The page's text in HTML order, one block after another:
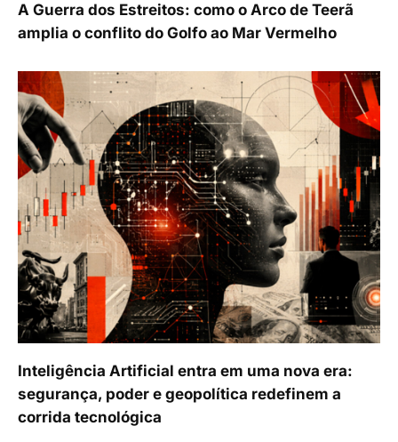
A Guerra dos Estreitos: como o Arco de Teerã
amplia o conflito do Golfo ao Mar Vermelho
Inteligência Artificial entra em uma nova era:
segurança, poder e geopolítica redefinem a
corrida tecnológica